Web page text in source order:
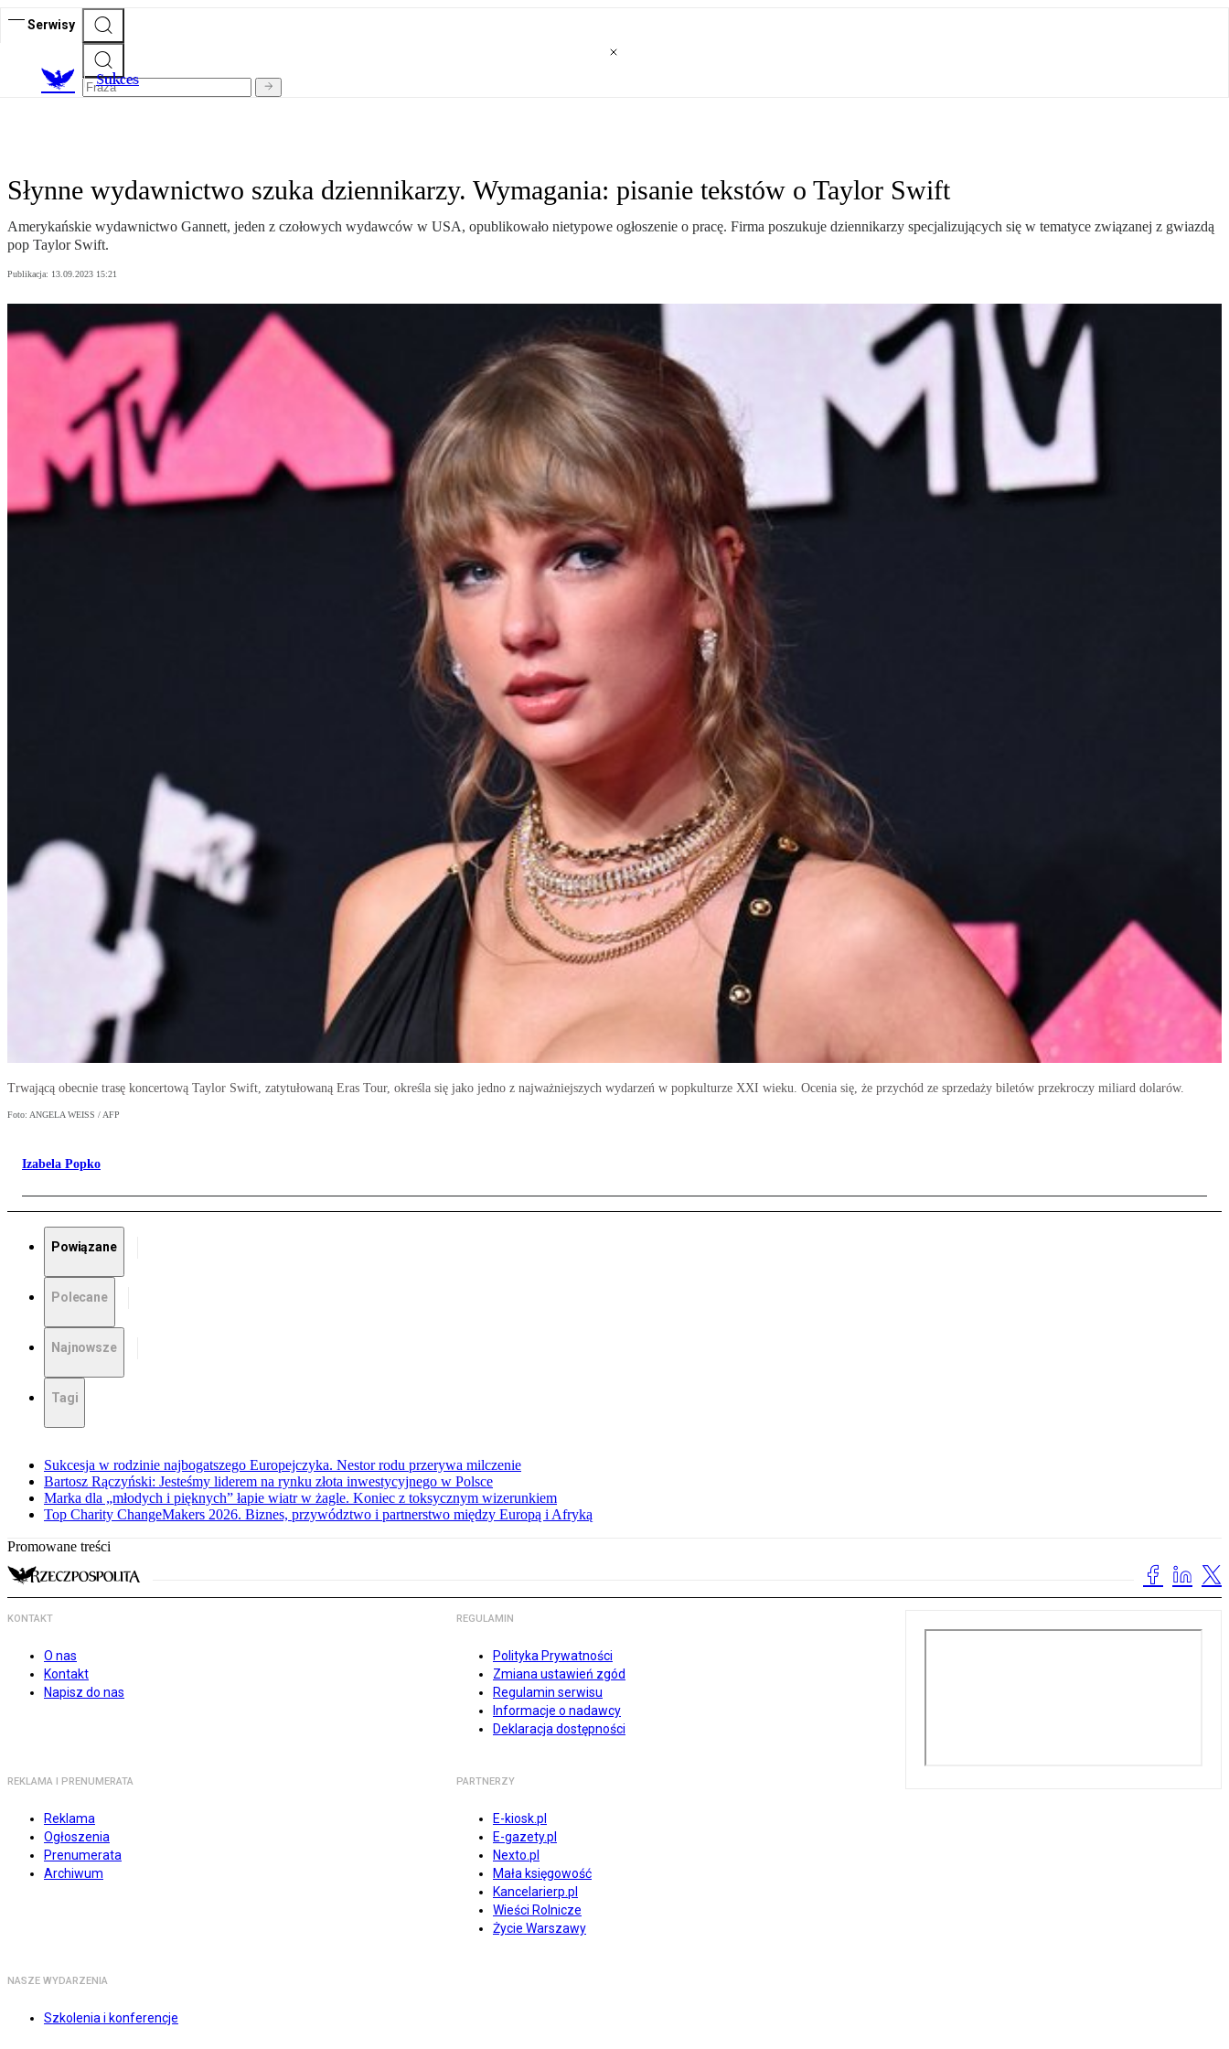
Serwisy
Sukces
Słynne wydawnictwo szuka dziennikarzy. Wymagania: pisanie tekstów o Taylor Swift
Amerykańskie wydawnictwo Gannett, jeden z czołowych wydawców w USA, opublikowało nietypowe ogłoszenie o pracę. Firma poszukuje dziennikarzy specjalizujących się w tematyce związanej z gwiazdą
pop Taylor Swift.
Publikacja: 13.09.2023 15:21
Trwającą obecnie trasę koncertową Taylor Swift, zatytułowaną Eras Tour, określa się jako jedno z najważniejszych wydarzeń w popkulturze XXI wieku. Ocenia się, że przychód ze sprzedaży biletów przekroczy miliard dolarów.
Foto: ANGELA WEISS / AFP
Izabela Popko
Powiązane
Polecane
Najnowsze
Tagi
Sukcesja w rodzinie najbogatszego Europejczyka. Nestor rodu przerywa milczenie
Bartosz Rączyński: Jesteśmy liderem na rynku złota inwestycyjnego w Polsce
Marka dla „młodych i pięknych” łapie wiatr w żagle. Koniec z toksycznym wizerunkiem
Top Charity ChangeMakers 2026. Biznes, przywództwo i partnerstwo między Europą i Afryką
Promowane treści
KONTAKT
O nas
Kontakt
Napisz do nas
REGULAMIN
Polityka Prywatności
Zmiana ustawień zgód
Regulamin serwisu
Informacje o nadawcy
Deklaracja dostępności
REKLAMA I PRENUMERATA
Reklama
Ogłoszenia
Prenumerata
Archiwum
PARTNERZY
E-kiosk.pl
E-gazety.pl
Nexto.pl
Mała księgowość
Kancelarierp.pl
Wieści Rolnicze
Życie Warszawy
NASZE WYDARZENIA
Szkolenia i konferencje